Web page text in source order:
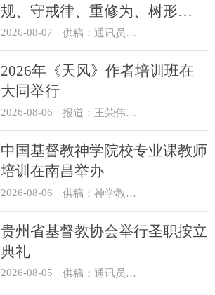
规、守戒律、重修为、树形
象”教育活动总结会议
2026-08-07 供稿：通讯员 汪浩
2026年《天风》作者培训班在
大同举行
2026-08-06 报道：王荣伟 摄影：冯谦
中国基督教神学院校专业课教师
培训在南昌举办
2026-08-06 供稿：神学教育部
贵州省基督教协会举行圣职按立
典礼
2026-08-05 供稿：通讯员 杨菁